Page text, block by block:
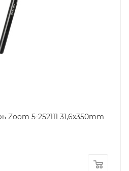
5-252111 31,6x350mm